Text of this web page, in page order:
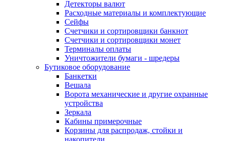
Детекторы валют
Расходные материалы и комплектующие
Сейфы
Счетчики и сортировщики банкнот
Счетчики и сортировщики монет
Терминалы оплаты
Уничтожители бумаги - шредеры
Бутиковое оборудование
Банкетки
Вешала
Ворота механические и другие охранные
устройства
Зеркала
Кабины примерочные
Корзины для распродаж, стойки и
накопители